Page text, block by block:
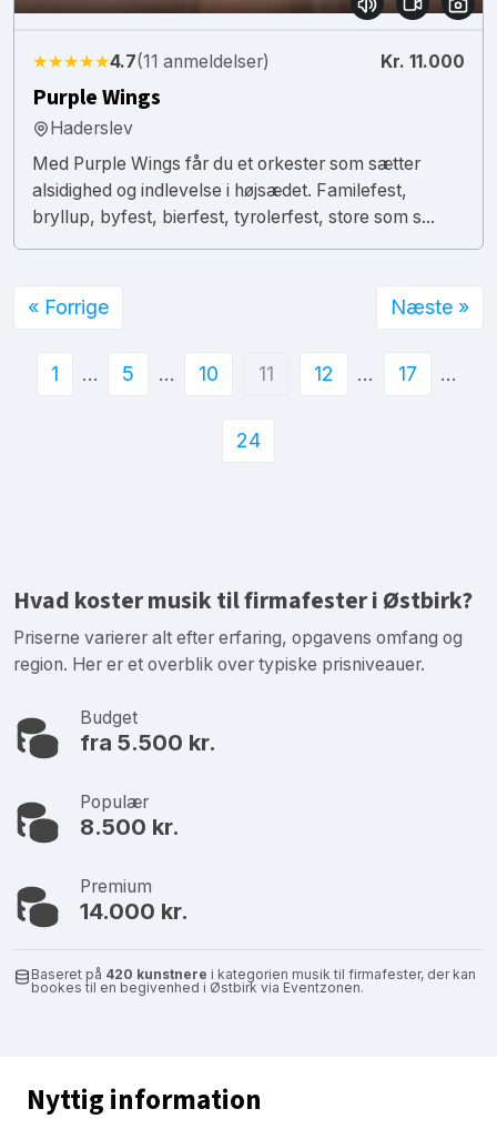
★★★★★4.7(11 anmeldelser) Kr. 11.000
Purple Wings
Haderslev
Med Purple Wings får du et orkester som sætter
alsidighed og indlevelse i højsædet. Familefest,
bryllup, byfest, bierfest, tyrolerfest, store som s...
« Forrige
1 … 5 … 10 11 12 … 17 …
24
Næste »
Hvad koster musik til firmafester i Østbirk?
Priserne varierer alt efter erfaring, opgavens omfang og
region. Her er et overblik over typiske prisniveauer.
Budget
fra 5.500 kr.
Populær
8.500 kr.
Premium
14.000 kr.
Baseret på 420 kunstnere i kategorien musik til firmafester, der kan
bookes til en begivenhed i Østbirk via Eventzonen.
Nyttig information